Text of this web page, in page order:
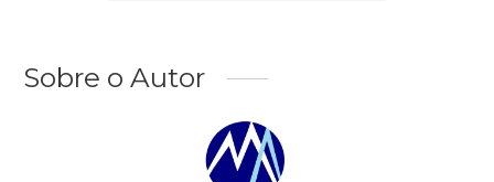
Sobre o Autor